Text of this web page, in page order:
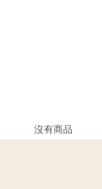
沒有商品